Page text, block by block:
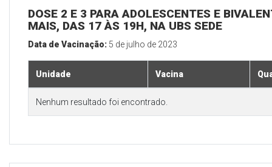
DOSE 2 E 3 PARA ADOLESCENTES E
MAIS, DAS 17 ÀS 19H, NA UBS SEDE
Data de Vacinação: 5 de julho de 2023
Unidade Vacina
Nenhum resultado foi encontrado.